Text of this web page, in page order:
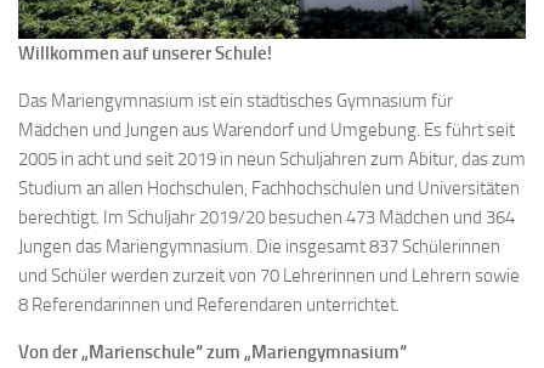
Willkommen auf unserer Schule!
Das Mariengymnasium ist ein städtisches Gymnasium für
Mädchen und Jungen aus Warendorf und Umgebung. Es führt seit
2005 in acht und seit 2019 in neun Schuljahren zum Abitur, das zum
Studium an allen Hochschulen, Fachhochschulen und Universitäten
berechtigt. Im Schuljahr 2019/20 besuchen 473 Mädchen und 364
Jungen das Mariengymnasium. Die insgesamt 837 Schülerinnen
und Schüler werden zurzeit von 70 Lehrerinnen und Lehrern sowie
8 Referendarinnen und Referendaren unterrichtet.
Von der „Marienschule“ zum „Mariengymnasium“